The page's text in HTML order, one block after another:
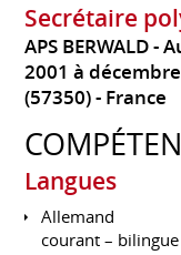
Secrétaire
APS BERWALD
2001 à
(57350)
France
Langues
Allemand
courant – bilingue